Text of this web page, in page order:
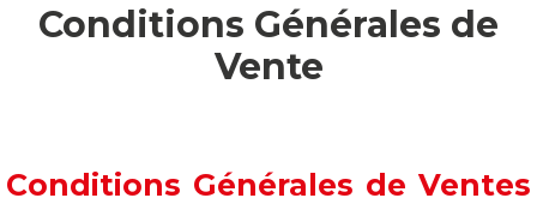
Conditions Générales de
Vente
Conditions Générales de Ventes